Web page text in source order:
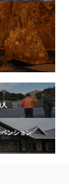
ンション